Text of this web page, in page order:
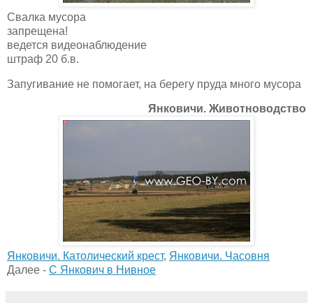
Свалка мусора
запрещена!
ведется видеонаблюдение
штраф 20 б.в.
Запугивание не помогает, на берегу пруда много мусора
Янковичи. Животноводство
Янковичи. Католический крест, Янковичи. Часовня
Далее - С Янкович в Нивное